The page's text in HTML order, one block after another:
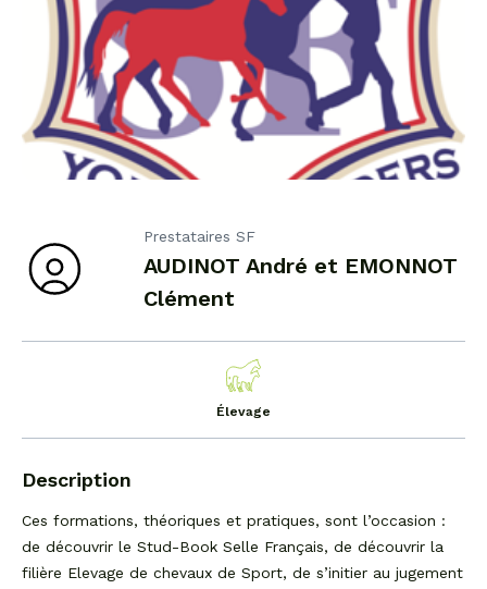
Prestataires SF
AUDINOT André et EMONNOT
Clément
Élevage
Description
Ces formations, théoriques et pratiques, sont l’occasion :
de découvrir le Stud-Book Selle Français, de découvrir la
filière Elevage de chevaux de Sport, de s’initier au jugement